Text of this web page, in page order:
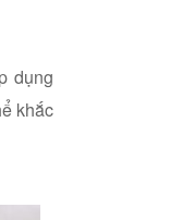
dụng
khắc